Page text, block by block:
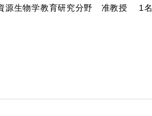
源生物学教育研究分野 准教授 1名